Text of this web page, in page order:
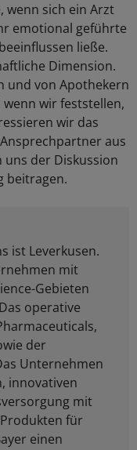
wenn sich ein Arzt
emotional geführte
ließe.
Dimension.
und von Apothekern
wir feststellen,
wir das
aus
uns der Diskussion
beitragen.
ist Leverkusen.
mit
Gebieten
operative
der
Unternehmen
innovativen
mit
für
einen